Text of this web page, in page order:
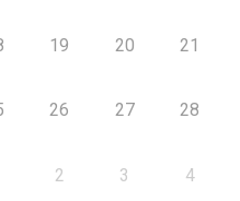
19 20 21
26 27 28
2 3 4